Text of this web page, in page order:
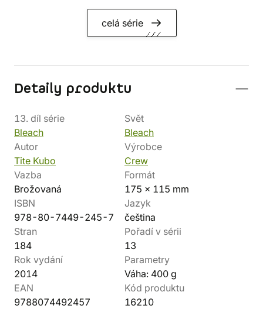
celá série
Detaily produktu
13. díl série
Bleach
Svět
Bleach
Autor
Tite Kubo
Výrobce
Crew
Vazba
Brožovaná
Formát
175 x 115 mm
ISBN
978-80-7449-245-7
Jazyk
čeština
Stran
184
Pořadí v sérii
13
Rok vydání
2014
Parametry
Váha: 400 g
EAN
9788074492457
Kód produktu
16210